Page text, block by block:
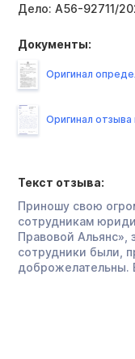
Дело: А56-92711/
Текст отзыва:
Приношу свою
сотрудникам
Правовой Альянс»,
сотрудники были,
доброжелательны.
Документы:
Оригинал
Оригинал отзыва